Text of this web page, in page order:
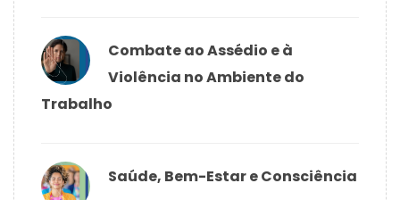
Combate ao Assédio e à
Violência no Ambiente do
Trabalho
Saúde, Bem-Estar e Consciência